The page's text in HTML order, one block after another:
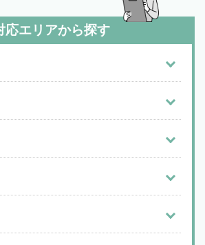
応エリアから探す